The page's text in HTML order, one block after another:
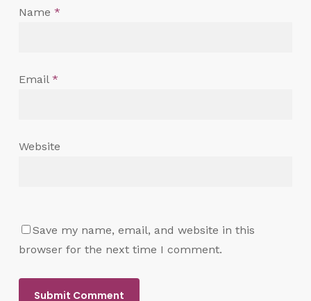
Name *
Email *
Website
Save my name, email, and website in this
browser for the next time I comment.